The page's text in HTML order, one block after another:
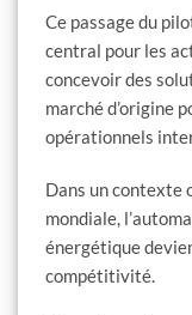
Ce passage du
central pour les
concevoir des
marché d’origine
opérationnels
Dans un contexte
mondiale,
énergétique
compétitivité.